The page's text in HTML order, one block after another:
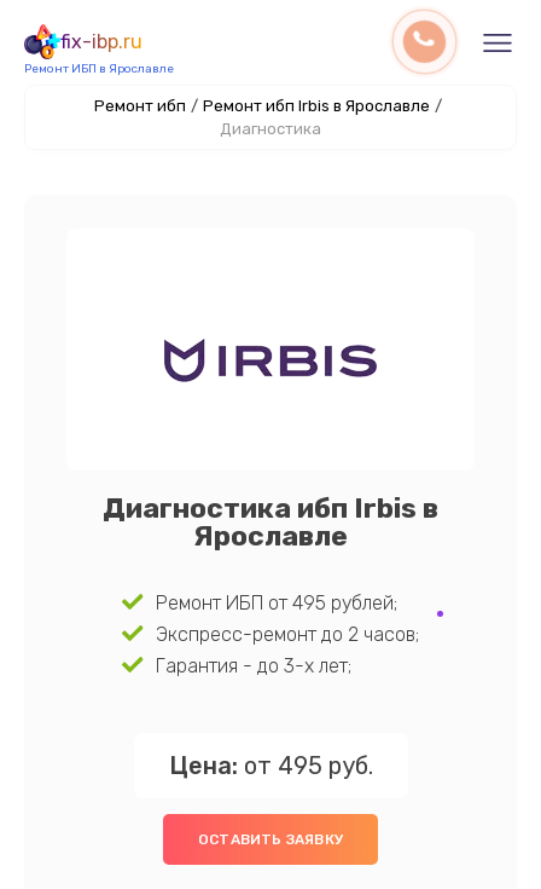
fix-ibp.ru
Ремонт ИБП в Ярославле
Ремонт ибп / Ремонт ибп Irbis в Ярославле /
Диагностика
Диагностика ибп Irbis в
Ярославле
Ремонт ИБП от 495 рублей;
Экспресс-ремонт до 2 часов;
Гарантия - до 3-х лет;
Цена: от 495 руб.
ОСТАВИТЬ ЗАЯВКУ